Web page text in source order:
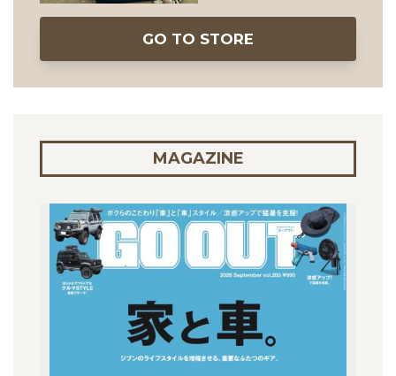
GO TO STORE
MAGAZINE